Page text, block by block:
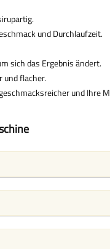
und Durchlaufzeit.
sich das Ergebnis ändert.
und flacher.
und Ihre